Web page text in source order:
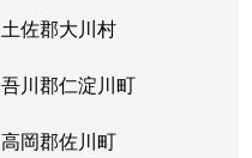
土佐郡大川村
吾川郡仁淀川町
高岡郡佐川町